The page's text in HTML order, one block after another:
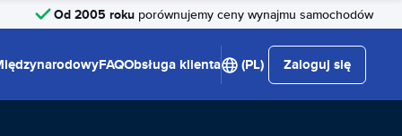
Od 2005 roku porównujemy ceny wynajmu samochodów
FAQObsługa klienta (PL) Zaloguj się